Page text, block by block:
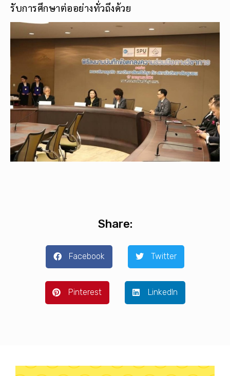
รับการศึกษาต่ออย่างทั่วถึงด้วย
Share:
Facebook Twitter
Pinterest LinkedIn